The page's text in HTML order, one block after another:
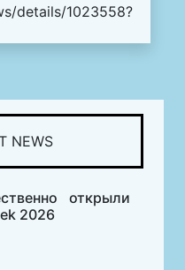
details/1023558?
NEWS
открыли
2026